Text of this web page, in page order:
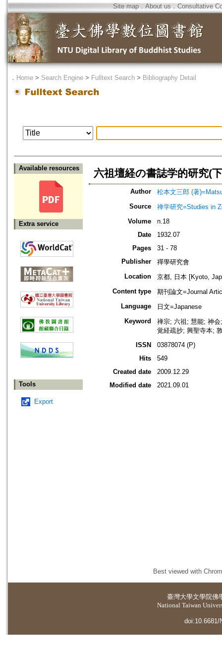
Site map．About us ． Consultative
． Home > Search Engine > Fulltext Search > Bibliography Detail
Available resources
Extra service
Tools
Export
六祖壇経の書誌学的研究(
Author
松本文三郎 (著
Source
禅学研究=Studies in
Volume
n.18
Date
1932.07
Pages
31 - 78
Publisher
禪學研究會
Location
京都, 日本 [Kyoto,
Content type
期刊論文=Journal
Language
日文=Japanese
Keyword
禅宗; 六祖; 慧能; 神
覚経疏抄; 興聖寺本;
ISSN
03878074 (P)
Hits
549
Created date
2009.12.29
Modified date
2021.09.01
Best viewed with
臺灣大學文學院佛
National Taiwan
doi:10.6681/